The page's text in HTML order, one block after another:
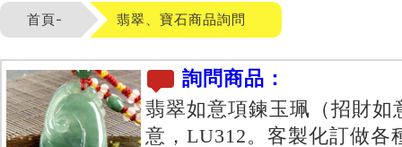
首頁- 翡翠、寶石商品詢問
詢問商品：
翡翠如意項鍊玉珮（招財
意，LU312。客製化訂做